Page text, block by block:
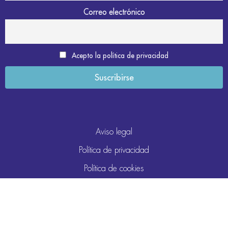
Correo electrónico
Acepto la política de privacidad
Aviso legal
Política de privacidad
Política de cookies